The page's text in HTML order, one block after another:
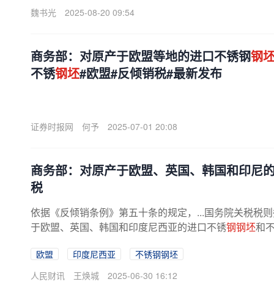
魏书光
2025-08-20 09:54
商务部：对原产于欧盟等地的进口不锈钢钢
不锈钢坯#欧盟#反倾销税#最新发布
证券时报网 何予 2025-07-01 20:08
商务部：对原产于欧盟、英国、韩国和印尼
税
依据《反倾销条例》第五十条的规定，...国务院关税税
于欧盟、英国、韩国和印度尼西亚的进口不锈钢钢坯和
欧盟 印度尼西亚
不锈钢钢坯
人民财讯
王焕城 2025-06-30 16:12